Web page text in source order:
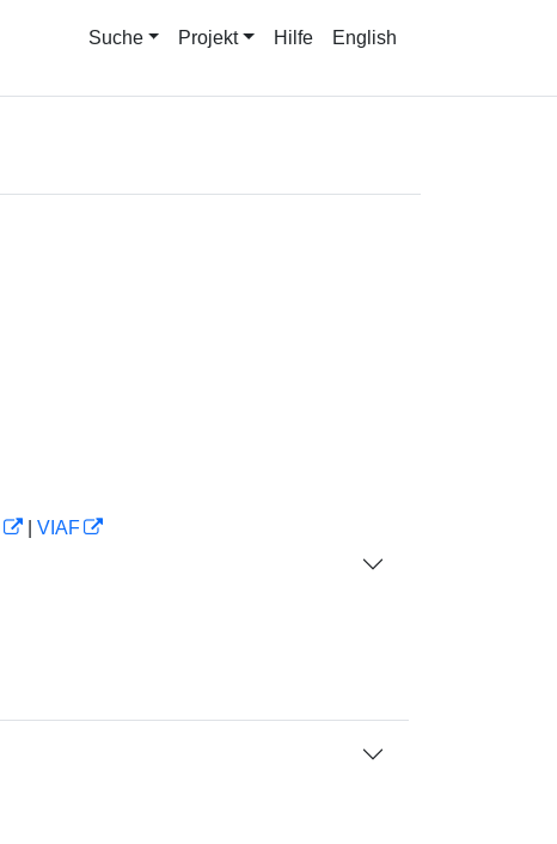
Suche Projekt Hilfe English
VIAF